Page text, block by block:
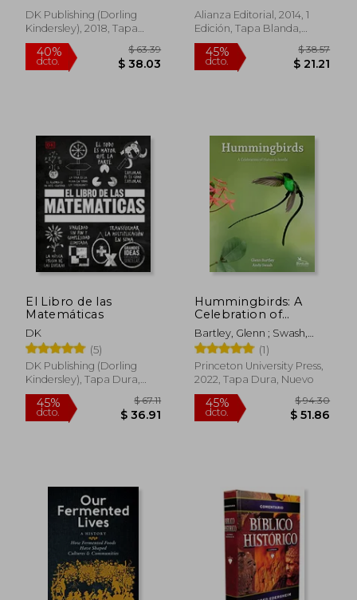
40%
dcto. $ 51.37
45%
dcto. $
Inglés)
DK Publishing (Dorling
Kindersley), 2018, Tapa
Dura, Nuevo
40% $ 63.39
Alianza Editorial, 2014, 1
Edición, Tapa Blanda,
Nuevo
45%
El Libro de las
Matemáticas
DK
(5)
DK Publishing (Dorling
Kindersley), Tapa Dura,
Nuevo
Hummingbirds: A
Celebration of
Nature'S Jewels: 87
(Wildguides, 87) (en
Inglés)
Bartley, Glenn ; Swash,
Andy ; Zurita, Patricia
(1)
Princeton University Press,
2022, Tapa Dura, Nuevo